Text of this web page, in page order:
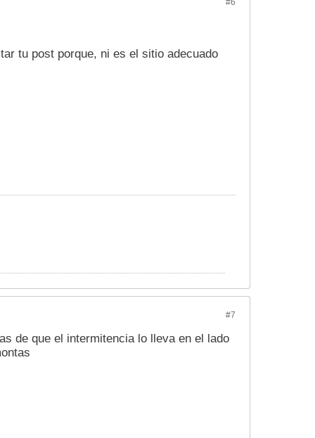
#6
tu post porque, ni es el sitio adecuado
#7
de que el intermitencia lo lleva en el lado